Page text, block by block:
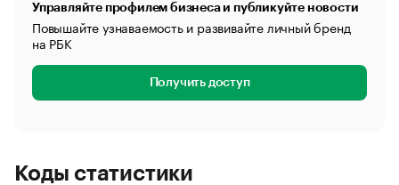
Управляйте профилем бизнеса и публикуйте новости
Повышайте узнаваемость и развивайте личный бренд
на РБК
Получить доступ
Коды статистики